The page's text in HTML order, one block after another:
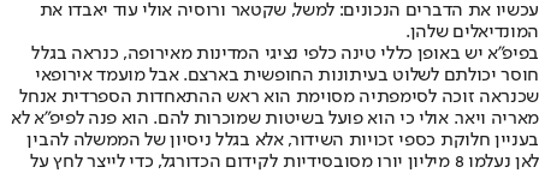
עכשיו את הדברים הנכונים: למשל, שקטאר ורוסיה אולי עוד יאבדו את
המונדיאלים שלהן.
בפיפ"א יש באופן כללי טינה כלפי נציגי המדינות מאירופה, כנראה בגלל
חוסר יכולתם לשלוט בעיתונות החופשית בארצם. אבל מועמד אירופאי
שכנראה זוכה לסימפתיה מסוימת הוא ראש ההתאחדות הספרדית אנחל
מאריה ויאר. אולי כי הוא פועל בשיטות שמוכרות להם. הוא פנה לפיפ"א לא
בעניין חלוקת כספי זכויות השידור, אלא בגלל ניסיון של הממשלה להבין
לאן נעלמו 8 מיליון יורו מסובסידיות לקידום הכדורגל, כדי לייצר לחץ על